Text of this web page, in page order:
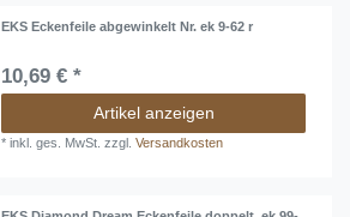
EKS Eckenfeile abgewinkelt Nr. ek 9-62 r
10,69 € *
Artikel anzeigen
*inkl. ges. MwSt. zzgl.Versandkosten